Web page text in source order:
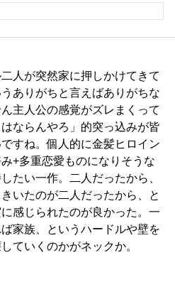
人が突然家に押しかけてきて
ありがちと言えばありがちな
主人公の感覚がズレまくって
ならんやろ」的突っ込みが皆
すね。個人的に金髪ヒロイン
+多重恋愛ものになりそうな
たい一作。二人だったから、
いたのが二人だったから、と
感じられたのが良かった。一
家族、というハードルや壁を
ていくのかがネックか。